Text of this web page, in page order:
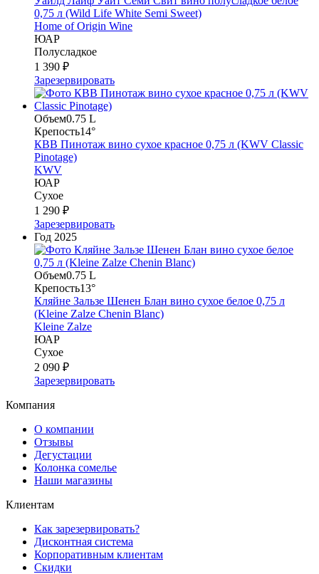
0,75 л (Wild Life White Semi Sweet)
Home of Origin Wine
ЮАР
Полусладкое
1 390 ₽
Зарезервировать
Объем0.75 L
Крепость14°
КВВ Пинотаж вино сухое красное 0,75 л (KWV Classic
Pinotage)
KWV
ЮАР
Сухое
1 290 ₽
Зарезервировать
Год 2025
Объем0.75 L
Крепость13°
Кляйне Зальзе Шенен Блан вино сухое белое 0,75 л
(Kleine Zalze Chenin Blanc)
Kleine Zalze
ЮАР
Сухое
2 090 ₽
Зарезервировать
Компания
О компании
Отзывы
Дегустации
Колонка сомелье
Наши магазины
Клиентам
Как зарезервировать?
Дисконтная система
Корпоративным клиентам
Скидки